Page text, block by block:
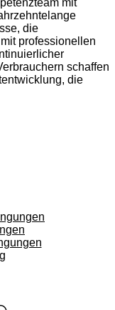
die
professionellen
schaffen
die